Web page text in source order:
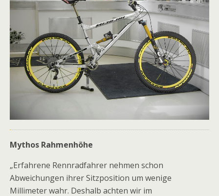
Mythos Rahmenhöhe
„Erfahrene Rennradfahrer nehmen schon
Abweichungen ihrer Sitzposition um wenige
Millimeter wahr. Deshalb achten wir im